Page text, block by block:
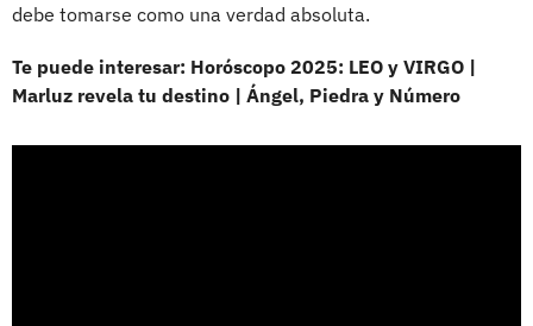
debe tomarse como una verdad absoluta.
Te puede interesar: Horóscopo 2025: LEO y VIRGO |
Marluz revela tu destino | Ángel, Piedra y Número